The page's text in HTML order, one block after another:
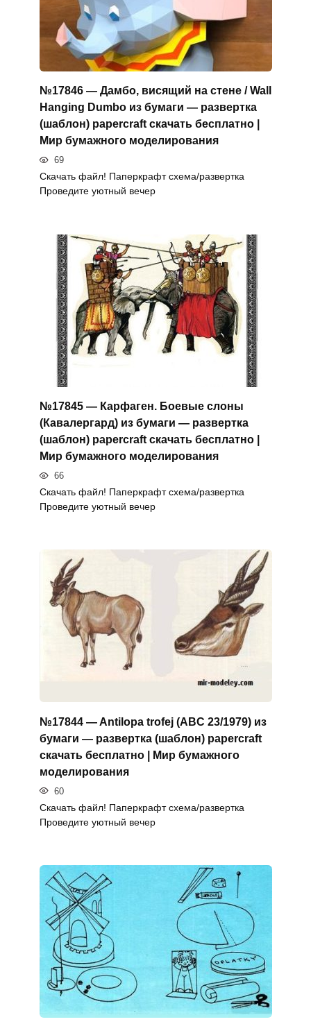
№17846 — Дамбо, висящий на стене / Wall
Hanging Dumbo из бумаги — развертка
(шаблон) papercraft скачать бесплатно |
Мир бумажного моделирования
69
Скачать файл! Паперкрафт схема/развертка
Проведите уютный вечер
№17845 — Карфаген. Боевые слоны
(Кавалергард) из бумаги — развертка
(шаблон) papercraft скачать бесплатно |
Мир бумажного моделирования
66
Скачать файл! Паперкрафт схема/развертка
Проведите уютный вечер
№17844 — Antilopa trofej (ABC 23/1979) из
бумаги — развертка (шаблон) papercraft
скачать бесплатно | Мир бумажного
моделирования
60
Скачать файл! Паперкрафт схема/развертка
Проведите уютный вечер